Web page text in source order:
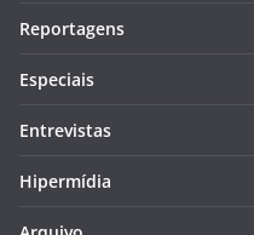
Reportagens
Especiais
Entrevistas
Hipermídia